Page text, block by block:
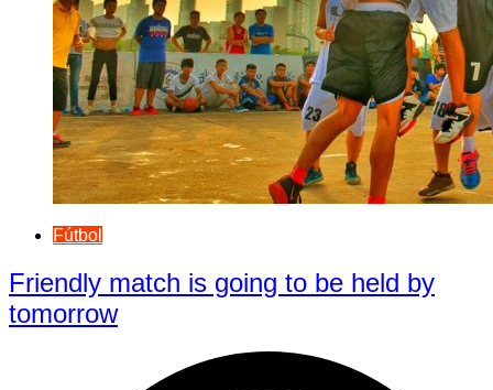
Fútbol
Friendly match is going to be held by
tomorrow